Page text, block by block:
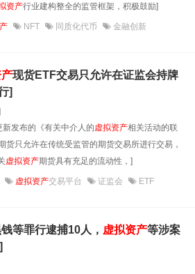
资产行业建构整全的监管框架，积极鼓励]
NFT 同质化代币 金融创新
现货ETF交易只允许在证监会持牌
]
发布的《有关中介人的虚拟资产相关活动的联
货只允许在传统受监管的期货交易所进行交易，
虚拟资产期货具有充足的流动性，]
虚拟资产交易平台 证监会 ETF
等罪行逮捕10人， 虚拟资产等涉案